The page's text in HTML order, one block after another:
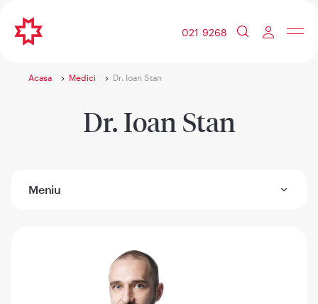
021 9268
Acasa Medici Dr. Ioan Stan
Dr. Ioan Stan
Meniu